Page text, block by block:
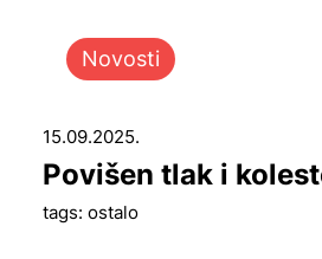
Novosti
15.09.2025.
Povišen tlak i
tags: ostalo